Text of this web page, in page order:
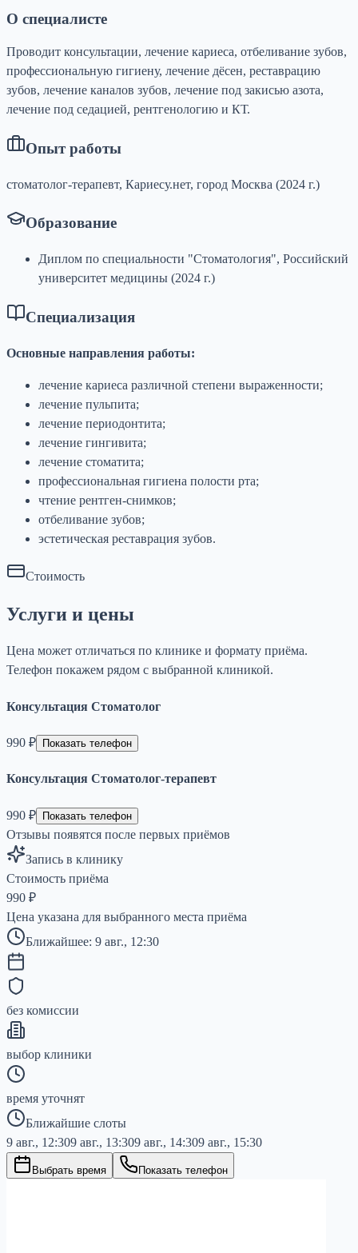
О специалисте
Проводит консультации, лечение кариеса, отбеливание зубов,
профессиональную гигиену, лечение дёсен, реставрацию
зубов, лечение каналов зубов, лечение под закисью азота,
лечение под седацией, рентгенологию и КТ.
Опыт работы
стоматолог-терапевт, Кариесу.нет, город Москва (2024 г.)
Образование
Диплом по специальности "Стоматология", Российский
университет медицины (2024 г.)
Специализация
Основные направления работы:
лечение кариеса различной степени выраженности;
лечение пульпита;
лечение периодонтита;
лечение гингивита;
лечение стоматита;
профессиональная гигиена полости рта;
чтение рентген-снимков;
отбеливание зубов;
эстетическая реставрация зубов.
Стоимость
Услуги и цены
Цена может отличаться по клинике и формату приёма.
Телефон покажем рядом с выбранной клиникой.
Консультация Стоматолог
990 ₽ Показать телефон
Консультация Стоматолог-терапевт
990 ₽ Показать телефон
Отзывы появятся после первых приёмов
Запись в клинику
Стоимость приёма
990 ₽
Цена указана для выбранного места приёма
Ближайшее: 9 авг., 12:30
без комиссии
выбор клиники
время уточнят
Ближайшие слоты
9 авг., 12:309 авг., 13:309 авг., 14:309 авг., 15:30
Выбрать время Показать телефон